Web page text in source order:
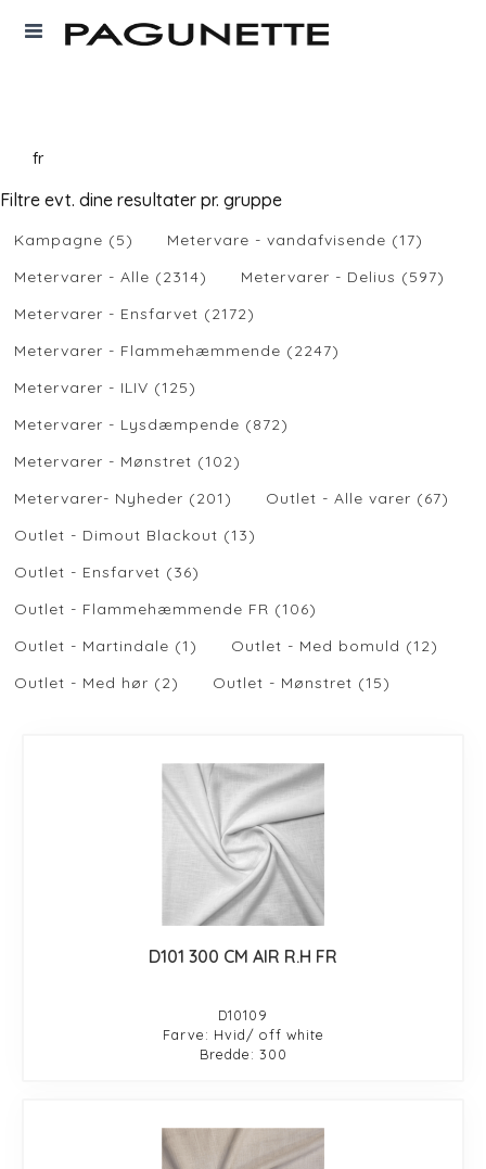
fr
Filtre evt. dine resultater pr. gruppe
Kampagne (5)
Metervare - vandafvisende (17)
Metervarer - Alle (2314)
Metervarer - Delius (597)
Metervarer - Ensfarvet (2172)
Metervarer - Flammehæmmende (2247)
Metervarer - ILIV (125)
Metervarer - Lysdæmpende (872)
Metervarer - Mønstret (102)
Metervarer- Nyheder (201)
Outlet - Alle varer (67)
Outlet - Dimout Blackout (13)
Outlet - Ensfarvet (36)
Outlet - Flammehæmmende FR (106)
Outlet - Martindale (1)
Outlet - Med bomuld (12)
Outlet - Med hør (2)
Outlet - Mønstret (15)
D101 300 CM AIR R.H FR
D10109
Farve: Hvid/ off white
Bredde: 300